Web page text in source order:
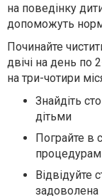
на поведінку
допоможуть
Починайте
двічі на день по
на три-чотири
Знайдіть
дітьми
Пограйте в
Відвідуйте
задоволена